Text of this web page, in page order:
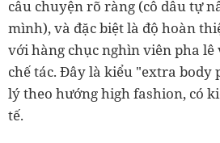
câu chuyện rõ ràng (cô dâu tự
mình), và đặc biệt là độ hoàn
với hàng chục nghìn viên pha lê
chế tác. Đây là kiểu "extra body
lý theo hướng high fashion, có
tế.